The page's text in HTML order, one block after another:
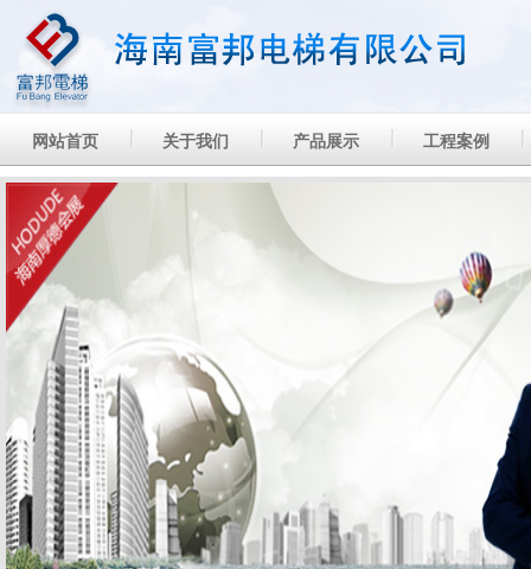
网站首页 关于我们 产品展示 工程案例